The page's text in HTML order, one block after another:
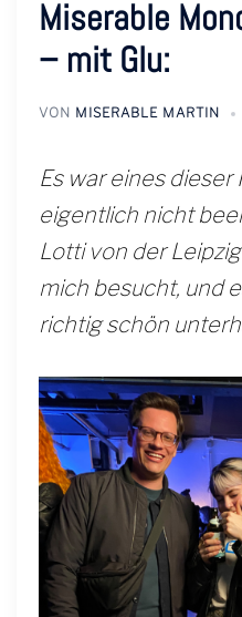
Miserable
– mit Glu:
VON MISERABLE MARTIN
Es war eines
eigentlich nicht
Lotti von der
mich besucht, und
richtig schön